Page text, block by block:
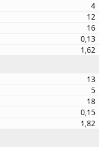
4
12
16
0,13
1,62
13
5
18
0,15
1,82